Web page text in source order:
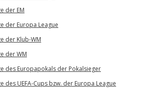
der EM
der Europa League
der Klub-WM
der WM
des Europapokals der Pokalsieger
des UEFA-Cups bzw. der Europa League